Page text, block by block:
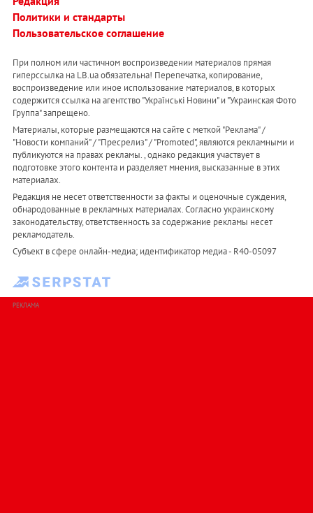
Политики и стандарты
Пользовательское соглашение
При полном или частичном воспроизведении материалов прямая
гиперссылка на LB.ua обязательна! Перепечатка, копирование,
воспроизведение или иное использование материалов, в которых
содержится ссылка на агентство "Українськi Новини" и "Украинская Фото
Группа" запрещено.
Материалы, которые размещаются на сайте с меткой "Реклама" /
"Новости компаний" / "Пресрелиз" / "Promoted", являются рекламными и
публикуются на правах рекламы. , однако редакция участвует в
подготовке этого контента и разделяет мнения, высказанные в этих
материалах.
Редакция не несет ответственности за факты и оценочные суждения,
обнародованные в рекламных материалах. Согласно украинскому
законодательству, ответственность за содержание рекламы несет
рекламодатель.
Субъект в сфере онлайн-медиа; идентификатор медиа - R40-05097
РЕКЛАМА